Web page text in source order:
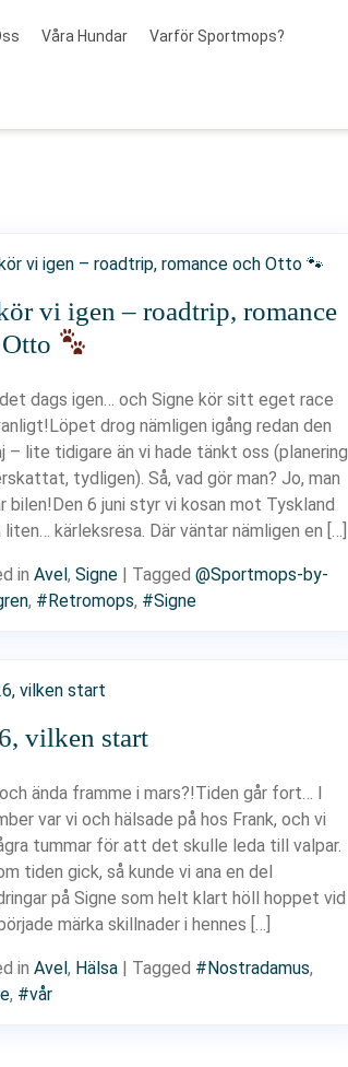
Våra Hundar Varför Sportmops?
vi igen – roadtrip, romance
dags igen… och Signe kör sitt eget race
drog nämligen igång redan den
– lite tidigare än vi hade tänkt oss (planering
tydligen). Så, vad gör man? Jo, man
bilen!Den 6 juni styr vi kosan mot Tyskland
kärleksresa. Där väntar nämligen en […]
in Avel, Signe| Tagged @Sportmops-by-
, #Retromops, #Signe
vilken start
ända framme i mars?!Tiden går fort… I
var vi och hälsade på hos Frank, och vi
tummar för att det skulle leda till valpar.
tiden gick, så kunde vi ana en del
på Signe som helt klart höll hoppet vid
märka skillnader i hennes […]
in Avel, Hälsa| Tagged #Nostradamus,
, #vår